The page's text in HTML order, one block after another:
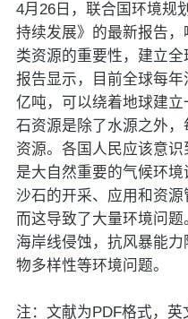
4月26日，联合国环境规
持续发展》的最新报告
类资源的重要性，建立全
报告显示，目前全球每
亿吨，可以绕着地球建
石资源是除了水源之外
资源。各国人民应该意
是大自然重要的气候环
沙石的开采、应用和资源
而这导致了大量环境问
海岸线侵蚀，抗风暴能
物多样性等环境问题。
注：文献为PDF格式，英